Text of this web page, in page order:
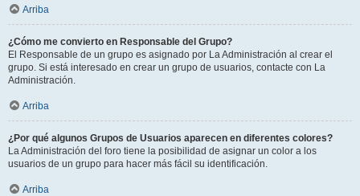
Arriba
¿Cómo me convierto en Responsable del Grupo?
El Responsable de un grupo es asignado por La Administración al crear el
grupo. Si está interesado en crear un grupo de usuarios, contacte con La
Administración.
Arriba
¿Por qué algunos Grupos de Usuarios aparecen en diferentes colores?
La Administración del foro tiene la posibilidad de asignar un color a los
usuarios de un grupo para hacer más fácil su identificación.
Arriba